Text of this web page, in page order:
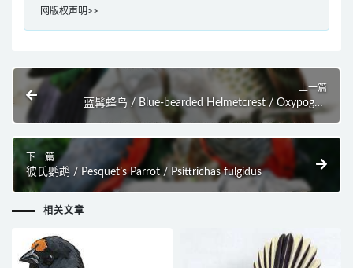
网版权声明>>
上一篇
蓝髯蜂鸟 / Blue-bearded Helmetcrest / Oxypogon
cyanolaemus
下一篇
彼氏鹦鹉 / Pesquet’s Parrot / Psittrichas fulgidus
相关文章